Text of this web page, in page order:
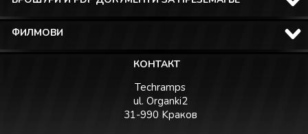
ФИЛМОВИ
КОНТАКТ
Techramps
ul. Organki2
31-990 Kраков